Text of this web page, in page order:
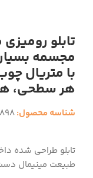
مجسمه
با متریال
هر سطحی،
شناسه محصول:
تابلو طراحی شده
طبیعت مینیمال